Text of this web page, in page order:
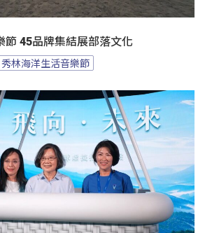
節 45品牌集結展部落文化
秀林海洋生活音樂節